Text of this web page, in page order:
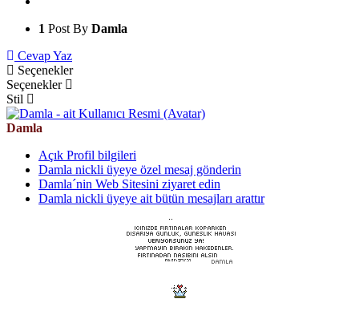
1 Post By Damla
Cevap Yaz
Seçenekler
Seçenekler
Stil
Damla
Açık Profil bilgileri
Damla nickli üyeye özel mesaj gönderin
Damla´nin Web Sitesini ziyaret edin
Damla nickli üyeye ait bütün mesajları arattır